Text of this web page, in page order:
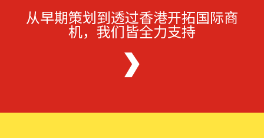
从早期策划到透过香港开拓国际商
机，我们皆全力支持